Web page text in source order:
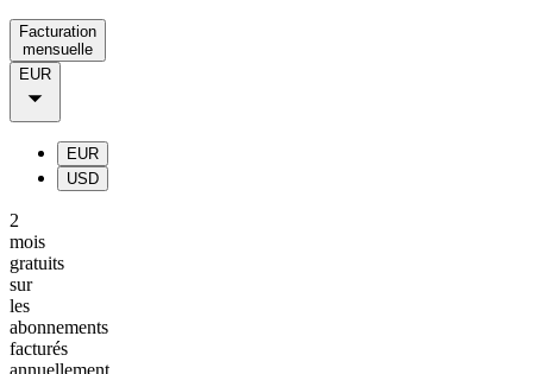
Facturation
mensuelle
EUR
EUR
USD
2
mois
gratuits
sur
les
abonnements
facturés
annuellement